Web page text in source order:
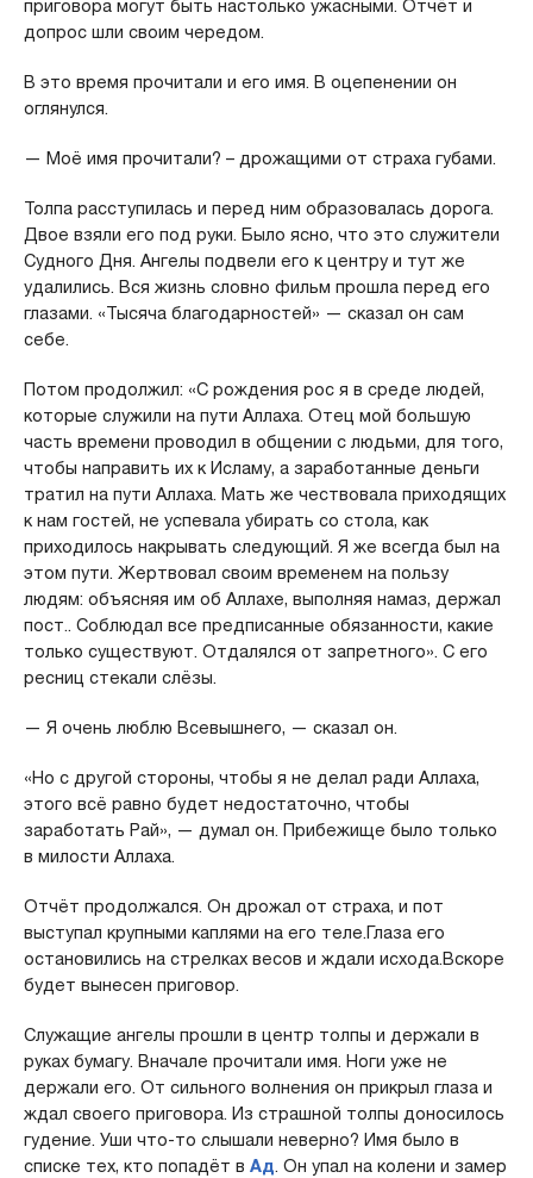
приговора могут быть настолько ужасными. Отчёт и
допрос шли своим чередом.
В это время прочитали и его имя. В оцепенении он
оглянулся.
— Моё имя прочитали? – дрожащими от страха губами.
Толпа расступилась и перед ним образовалась дорога.
Двое взяли его под руки. Было ясно, что это служители
Судного Дня. Ангелы подвели его к центру и тут же
удалились. Вся жизнь словно фильм прошла перед его
глазами. «Тысяча благодарностей» — сказал он сам
себе.
Потом продолжил: «С рождения рос я в среде людей,
которые служили на пути Аллаха. Отец мой большую
часть времени проводил в общении с людьми, для того,
чтобы направить их к Исламу, а заработанные деньги
тратил на пути Аллаха. Мать же чествовала приходящих
к нам гостей, не успевала убирать со стола, как
приходилось накрывать следующий. Я же всегда был на
этом пути. Жертвовал своим временем на пользу
людям: объясняя им об Аллахе, выполняя намаз, держал
пост.. Соблюдал все предписанные обязанности, какие
только существуют. Отдалялся от запретного». С его
ресниц стекали слёзы.
— Я очень люблю Всевышнего, — сказал он.
«Но с другой стороны, чтобы я не делал ради Аллаха,
этого всё равно будет недостаточно, чтобы
заработать Рай», — думал он. Прибежище было только
в милости Аллаха.
Отчёт продолжался. Он дрожал от страха, и пот
выступал крупными каплями на его теле.Глаза его
остановились на стрелках весов и ждали исхода.Вскоре
будет вынесен приговор.
Служащие ангелы прошли в центр толпы и держали в
руках бумагу. Вначале прочитали имя. Ноги уже не
держали его. От сильного волнения он прикрыл глаза и
ждал своего приговора. Из страшной толпы доносилось
гудение. Уши что-то слышали неверно? Имя было в
списке тех, кто попадёт в Ад. Он упал на колени и замер